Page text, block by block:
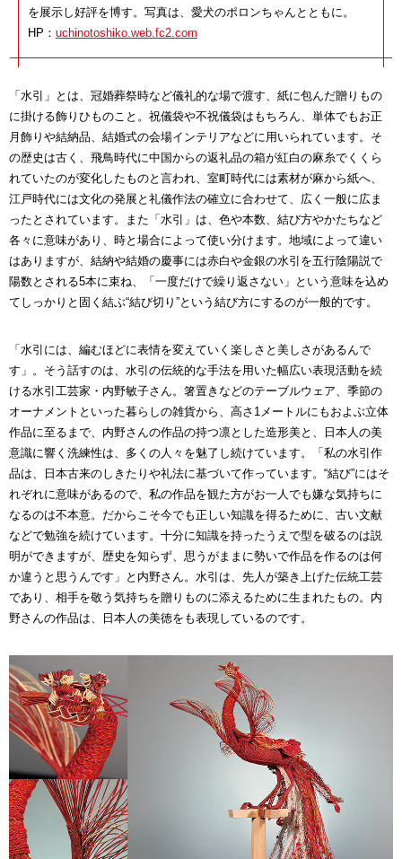
を展示し好評を博す。写真は、愛犬のポロンちゃんとともに。
HP： uchinotoshiko.web.fc2.com
「水引」とは、冠婚葬祭時など儀礼的な場で渡す、紙に包んだ贈りもの
に掛ける飾りひものこと。祝儀袋や不祝儀袋はもちろん、単体でもお正
月飾りや結納品、結婚式の会場インテリアなどに用いられています。そ
の歴史は古く、飛鳥時代に中国からの返礼品の箱が紅白の麻糸でくくら
れていたのが変化したものと言われ、室町時代には素材が麻から紙へ、
江戸時代には文化の発展と礼儀作法の確立に合わせて、広く一般に広ま
ったとされています。また「水引」は、色や本数、結び方やかたちなど
各々に意味があり、時と場合によって使い分けます。地域によって違い
はありますが、結納や結婚の慶事には赤白や金銀の水引を五行陰陽説で
陽数とされる5本に束ね、「一度だけで繰り返さない」という意味を込め
てしっかりと固く結ぶ“結び切り”という結び方にするのが一般的です。
「水引には、編むほどに表情を変えていく楽しさと美しさがあるんで
す」。そう話すのは、水引の伝統的な手法を用いた幅広い表現活動を続
ける水引工芸家・内野敏子さん。箸置きなどのテーブルウェア、季節の
オーナメントといった暮らしの雑貨から、高さ1メートルにもおよぶ立体
作品に至るまで、内野さんの作品の持つ凛とした造形美と、日本人の美
意識に響く洗練性は、多くの人々を魅了し続けています。「私の水引作
品は、日本古来のしきたりや礼法に基づいて作っています。“結び”にはそ
れぞれに意味があるので、私の作品を観た方がお一人でも嫌な気持ちに
なるのは不本意。だからこそ今でも正しい知識を得るために、古い文献
などで勉強を続けています。十分に知識を持ったうえで型を破るのは説
明ができますが、歴史を知らず、思うがままに勢いで作品を作るのは何
か違うと思うんです」と内野さん。水引は、先人が築き上げた伝統工芸
であり、相手を敬う気持ちを贈りものに添えるために生まれたもの。内
野さんの作品は、日本人の美徳をも表現しているのです。